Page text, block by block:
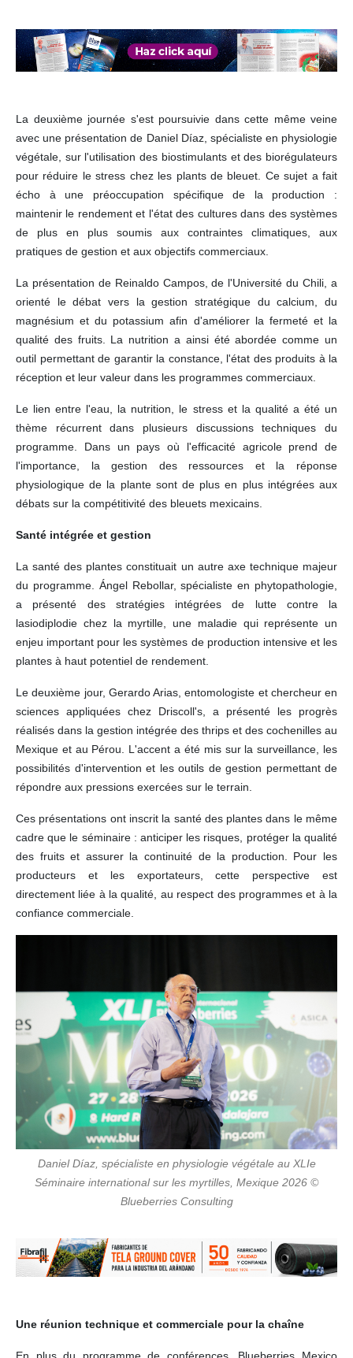
La deuxième journée s'est poursuivie dans cette même veine
avec une présentation de Daniel Díaz, spécialiste en physiologie
végétale, sur l'utilisation des biostimulants et des biorégulateurs
pour réduire le stress chez les plants de bleuet. Ce sujet a fait
écho à une préoccupation spécifique de la production :
maintenir le rendement et l'état des cultures dans des systèmes
de plus en plus soumis aux contraintes climatiques, aux
pratiques de gestion et aux objectifs commerciaux.
La présentation de Reinaldo Campos, de l'Université du Chili, a
orienté le débat vers la gestion stratégique du calcium, du
magnésium et du potassium afin d'améliorer la fermeté et la
qualité des fruits. La nutrition a ainsi été abordée comme un
outil permettant de garantir la constance, l'état des produits à la
réception et leur valeur dans les programmes commerciaux.
Le lien entre l'eau, la nutrition, le stress et la qualité a été un
thème récurrent dans plusieurs discussions techniques du
programme. Dans un pays où l'efficacité agricole prend de
l'importance, la gestion des ressources et la réponse
physiologique de la plante sont de plus en plus intégrées aux
débats sur la compétitivité des bleuets mexicains.
Santé intégrée et gestion
La santé des plantes constituait un autre axe technique majeur
du programme. Ángel Rebollar, spécialiste en phytopathologie,
a présenté des stratégies intégrées de lutte contre la
lasiodiplodie chez la myrtille, une maladie qui représente un
enjeu important pour les systèmes de production intensive et les
plantes à haut potentiel de rendement.
Le deuxième jour, Gerardo Arias, entomologiste et chercheur en
sciences appliquées chez Driscoll's, a présenté les progrès
réalisés dans la gestion intégrée des thrips et des cochenilles au
Mexique et au Pérou. L'accent a été mis sur la surveillance, les
possibilités d'intervention et les outils de gestion permettant de
répondre aux pressions exercées sur le terrain.
Ces présentations ont inscrit la santé des plantes dans le même
cadre que le séminaire : anticiper les risques, protéger la qualité
des fruits et assurer la continuité de la production. Pour les
producteurs et les exportateurs, cette perspective est
directement liée à la qualité, au respect des programmes et à la
confiance commerciale.
Daniel Díaz, spécialiste en physiologie végétale au XLIe
Séminaire international sur les myrtilles, Mexique 2026 ©
Blueberries Consulting
Une réunion technique et commerciale pour la chaîne